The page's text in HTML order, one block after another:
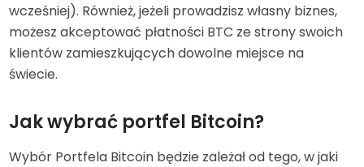
wcześniej). Również, jeżeli prowadzisz własny biznes,
możesz akceptować płatności BTC ze strony swoich
klientów zamieszkujących dowolne miejsce na
świecie.
Jak wybrać portfel Bitcoin?
Wybór Portfela Bitcoin będzie zależał od tego, w jaki